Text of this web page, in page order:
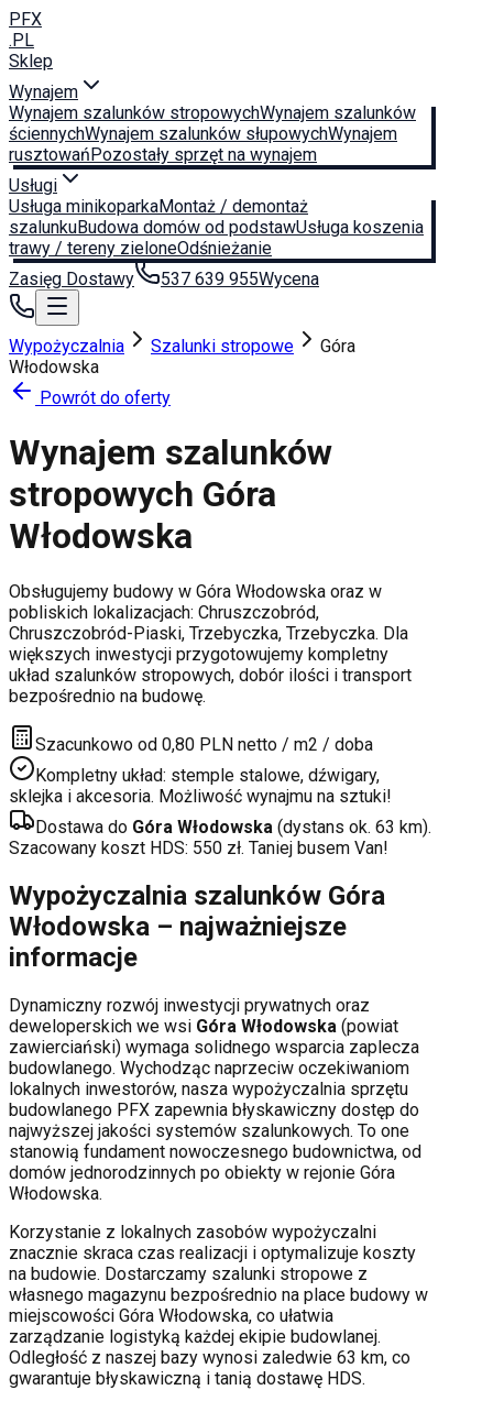
PFX
.PL
Sklep
Wynajem
Wynajem szalunków stropowychWynajem szalunków
ściennychWynajem szalunków słupowychWynajem
rusztowańPozostały sprzęt na wynajem
Usługi
Usługa minikoparkaMontaż / demontaż
szalunkuBudowa domów od podstawUsługa koszenia
trawy / tereny zieloneOdśnieżanie
Zasięg Dostawy
537 639 955Wycena
Wypożyczalnia Szalunki stropowe
Góra
Włodowska
Powrót do oferty
Wynajem szalunków
stropowych Góra
Włodowska
Obsługujemy budowy w Góra Włodowska oraz w
pobliskich lokalizacjach: Chruszczobród,
Chruszczobród-Piaski, Trzebyczka, Trzebyczka. Dla
większych inwestycji przygotowujemy kompletny
układ szalunków stropowych, dobór ilości i transport
bezpośrednio na budowę.
Szacunkowo od 0,80 PLN netto / m2 / doba
Kompletny układ: stemple stalowe, dźwigary,
sklejka i akcesoria. Możliwość wynajmu na sztuki!
Dostawa do Góra Włodowska (dystans ok. 63 km).
Szacowany koszt HDS: 550 zł. Taniej busem Van!
Wypożyczalnia szalunków Góra
Włodowska – najważniejsze
informacje
Dynamiczny rozwój inwestycji prywatnych oraz
deweloperskich we wsi Góra Włodowska (powiat
zawierciański) wymaga solidnego wsparcia zaplecza
budowlanego. Wychodząc naprzeciw oczekiwaniom
lokalnych inwestorów, nasza wypożyczalnia sprzętu
budowlanego PFX zapewnia błyskawiczny dostęp do
najwyższej jakości systemów szalunkowych. To one
stanowią fundament nowoczesnego budownictwa, od
domów jednorodzinnych po obiekty w rejonie Góra
Włodowska.
Korzystanie z lokalnych zasobów wypożyczalni
znacznie skraca czas realizacji i optymalizuje koszty
na budowie. Dostarczamy szalunki stropowe z
własnego magazynu bezpośrednio na place budowy w
miejscowości Góra Włodowska, co ułatwia
zarządzanie logistyką każdej ekipie budowlanej.
Odległość z naszej bazy wynosi zaledwie 63 km, co
gwarantuje błyskawiczną i tanią dostawę HDS.